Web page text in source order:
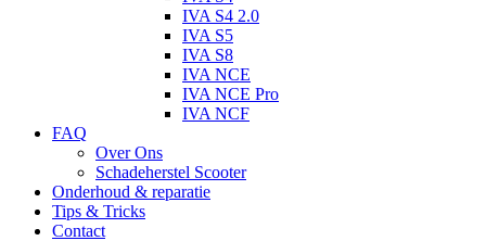
IVA S4 2.0
IVA S5
IVA S8
IVA NCE
IVA NCE Pro
IVA NCF
FAQ
Over Ons
Schadeherstel Scooter
Onderhoud & reparatie
Tips & Tricks
Contact